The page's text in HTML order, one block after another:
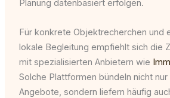
Planung datenbasiert erfolgen.
Für konkrete Objektrecherchen und
lokale Begleitung empfiehlt sich die
mit spezialisierten Anbietern wie
Solche Plattformen bündeln nicht
Angebote, sondern liefern häufig